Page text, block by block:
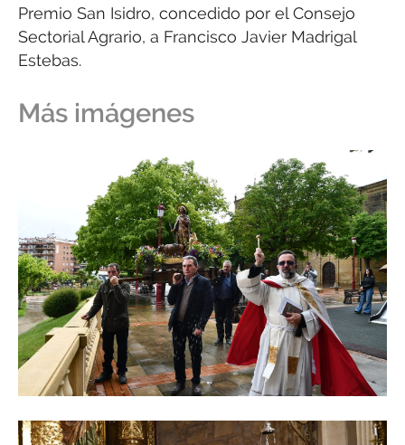
Premio San Isidro, concedido por el Consejo
Sectorial Agrario, a Francisco Javier Madrigal
Estebas.
Más imágenes